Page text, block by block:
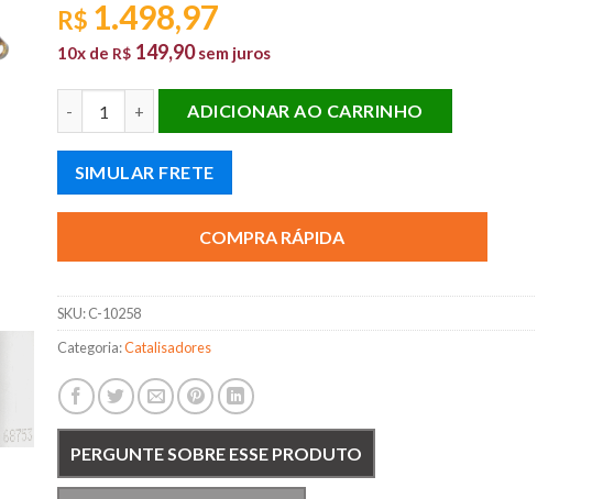
R$ 1.498,97
10x de R$ 149,90 sem juros
ADICIONAR AO CARRINHO
SIMULAR FRETE
COMPRA RÁPIDA
SKU:C-10258
Categoria:Catalisadores
PERGUNTE SOBRE ESSE PRODUTO